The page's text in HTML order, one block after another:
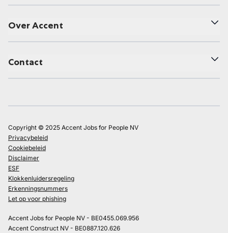
Over Accent
Contact
Copyright © 2025 Accent Jobs for People NV
Privacybeleid
Cookiebeleid
Disclaimer
ESF
Klokkenluidersregeling
Erkenningsnummers
Let op voor phishing
Accent Jobs for People NV - BE0455.069.956
Accent Construct NV - BE0887.120.626